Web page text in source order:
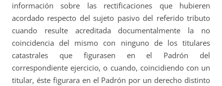
información sobre las rectificaciones que hubieren
acordado respecto del sujeto pasivo del referido tributo
cuando resulte acreditada documentalmente la no
coincidencia del mismo con ninguno de los titulares
catastrales que figurasen en el Padrón del
correspondiente ejercicio, o cuando, coincidiendo con un
titular, éste figurara en el Padrón por un derecho distinto